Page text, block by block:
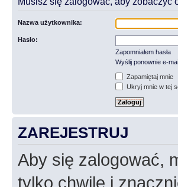
Nazwa użytkownika:
Hasło:
Zapomniałem hasła
Wyślij ponownie e-
Zapamiętaj mnie
Ukryj mnie w tej
ZAREJESTRUJ
Aby się zalogować,
tylko chwilę i